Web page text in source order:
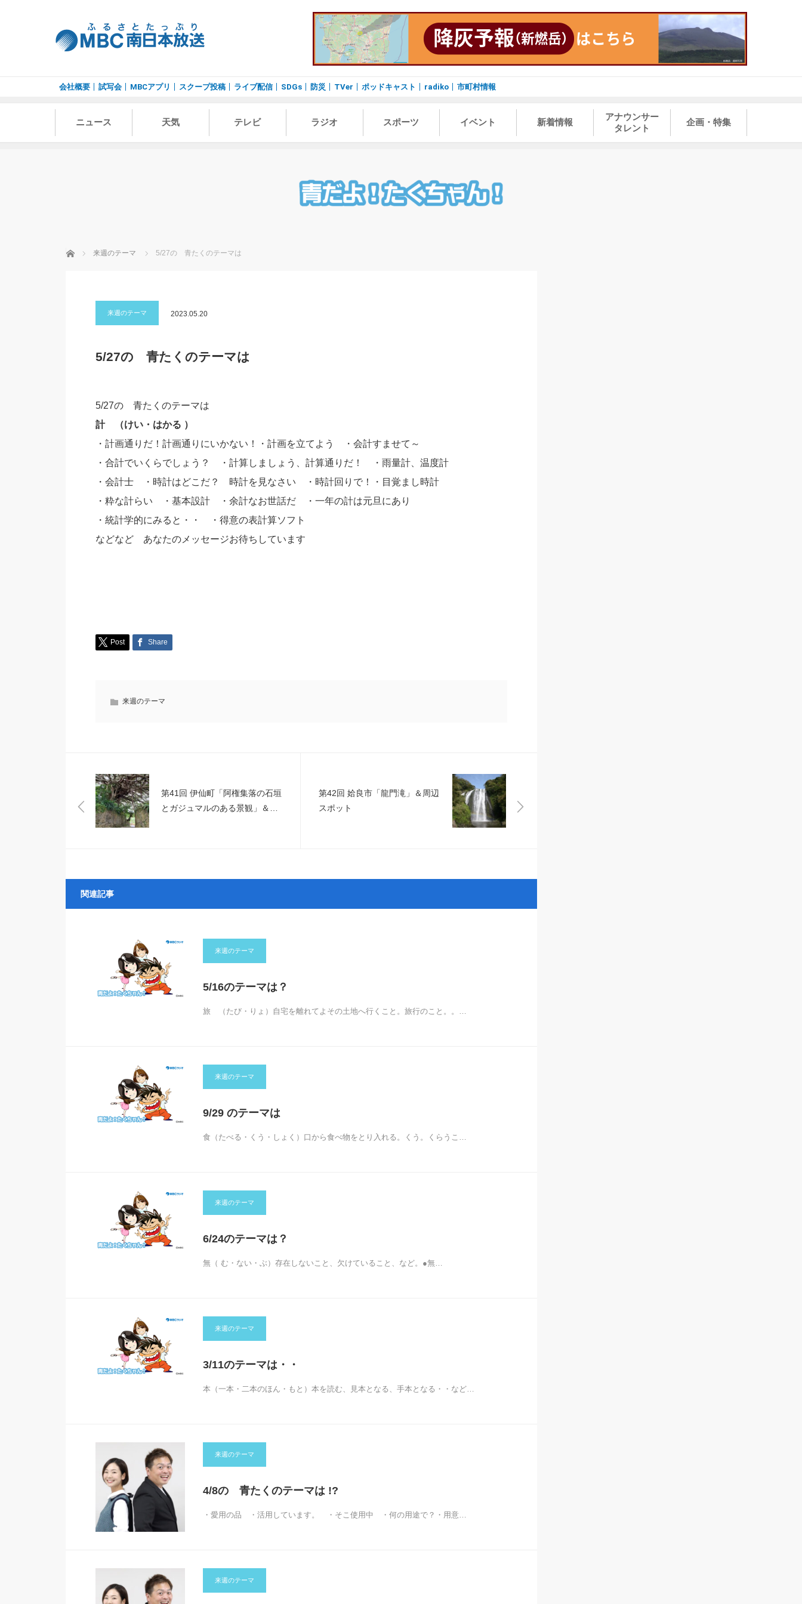
会社概要 試写会 MBCアプリ スクープ投稿 ライブ配信 SDGs 防災 TVer ポッドキャスト radiko 市町村情報
ニュース 天気 テレビ ラジオ スポーツ イベント 新着情報
アナウンサー
タレント
企画・特集
ホーム 来週のテーマ 5/27の 青たくのテーマは
来週のテーマ 2023.05.20
5/27の 青たくのテーマは
5/27の 青たくのテーマは
計 （けい・はかる ）
・計画通りだ！計画通りにいかない！・計画を立てよう ・会計すませて～
・合計でいくらでしょう？ ・計算しましょう、計算通りだ！ ・雨量計、温度計
・会計士 ・時計はどこだ？ 時計を見なさい ・時計回りで！・目覚まし時計
・粋な計らい ・基本設計 ・余計なお世話だ ・一年の計は元旦にあり
・統計学的にみると・・ ・得意の表計算ソフト
などなど あなたのメッセージお待ちしています
Post Share
来週のテーマ
第41回 伊仙町「阿権集落の石垣
とガジュマルのある景観」＆周
第42回 姶良市「龍門滝」＆周辺
スポット
関連記事
来週のテーマ
5/16のテーマは？
旅 （たび・りょ）自宅を離れてよその土地へ行くこと。旅行のこと。。…
来週のテーマ
9/29 のテーマは
食（たべる・くう・しょく）口から食べ物をとり入れる。くう。くらうこ…
来週のテーマ
6/24のテーマは？
無（ む・ない・ぶ）存在しないこと、欠けていること、など。●無…
来週のテーマ
3/11のテーマは・・
本（一本・二本のほん・もと）本を読む、見本となる、手本となる・・など…
来週のテーマ
4/8の 青たくのテーマは !?
・愛用の品 ・活用しています。 ・そこ使用中 ・何の用途で？・用意…
来週のテーマ